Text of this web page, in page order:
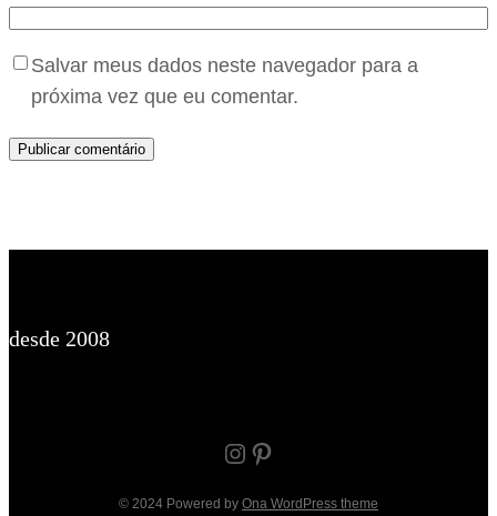
Salvar meus dados neste navegador para a
próxima vez que eu comentar.
desde 2008
Instagram Pinterest
© 2024 Powered by Ona WordPress theme